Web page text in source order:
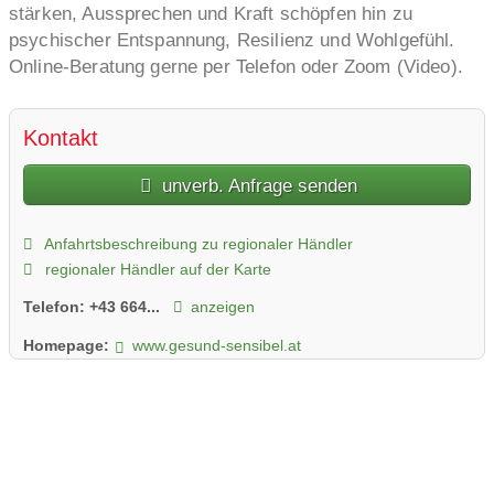
stärken, Aussprechen und Kraft schöpfen hin zu
psychischer Entspannung, Resilienz und Wohlgefühl.
Online-Beratung gerne per Telefon oder Zoom (Video).
Kontakt
unverb. Anfrage senden
Anfahrtsbeschreibung zu regionaler Händler
regionaler Händler auf der Karte
Telefon: +43 664... anzeigen
Homepage: www.gesund-sensibel.at